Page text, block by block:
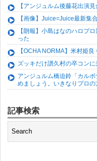
【アンジュルム後藤花出演
【画像】Juice=Juice最
【朗報】小島はなのハロプ
った
【OCHA NORMA】米村姫
ズッキだけ譜久村の卒コン
アンジュルム橋迫鈴「カル
めましょう。いきなりプロの
記事検索